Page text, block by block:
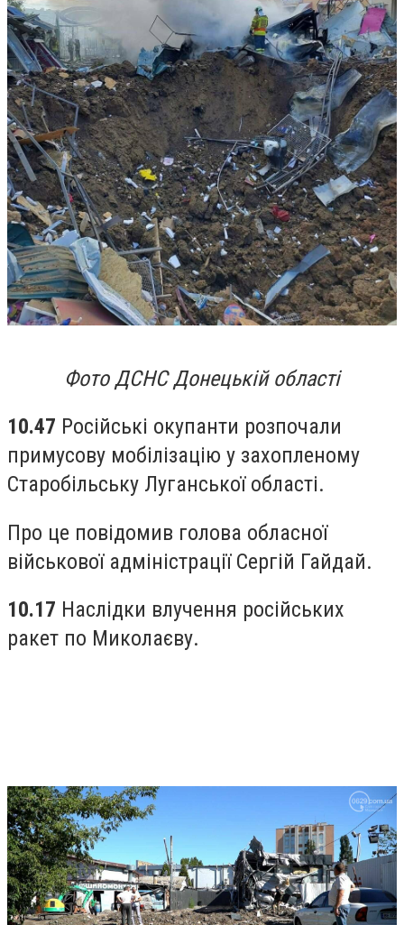
Фото ДСНС Донецькій області
10.47 Російські окупанти розпочали
примусову мобілізацію у захопленому
Старобільську Луганської області.
Про це повідомив голова обласної
військової адміністрації Сергій Гайдай.
10.17 Наслідки влучення російських
ракет по Миколаєву.